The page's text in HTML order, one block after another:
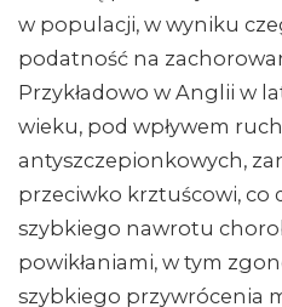
w populacji, w wyniku
podatność na
Przykładowo w Anglii w
wieku, pod wpływem
antyszczepionkowych,
przeciwko krztuścowi, co
szybkiego nawrotu
powikłaniami, w tym
szybkiego przywrócenia